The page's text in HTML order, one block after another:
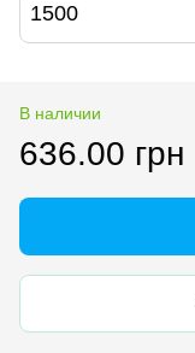
1500
В наличии
636.00 грн